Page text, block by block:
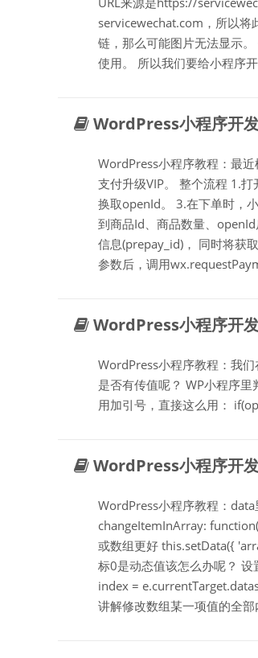
servicewechat.com，所以将
链，那么可能图片无法显示
使用。 所以我们要给小程序
WordPress小程序开
WordPress小程序教程：最
支付升级VIP。 整个流程 1.
换取openId。 3.在下单时，
到商品Id、商品数量、
信息(prepay_id)， 同时将获
参数后，调用
WordPress小程序开
WordPress小程序教程：我
是否有传值呢？ WP小程序
用加引号，直接这么用：
WordPress小程序开
WordPress小程序教程：
changeItemInArray:
或数组更好 this.setData({
标0是动态值该怎么办呢？
index =
讲解修改数组某一项值的全部